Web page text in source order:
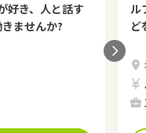
好き、人と話す
ませんか?
ル
ど